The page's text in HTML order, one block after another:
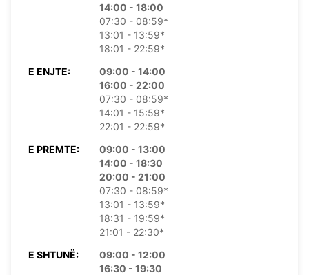
14:00 - 18:00
07:30 - 08:59*
13:01 - 13:59*
18:01 - 22:59*
E ENJTE:
09:00 - 14:00
16:00 - 22:00
07:30 - 08:59*
14:01 - 15:59*
22:01 - 22:59*
E PREMTE:
09:00 - 13:00
14:00 - 18:30
20:00 - 21:00
07:30 - 08:59*
13:01 - 13:59*
18:31 - 19:59*
21:01 - 22:30*
E SHTUNË:
09:00 - 12:00
16:30 - 19:30